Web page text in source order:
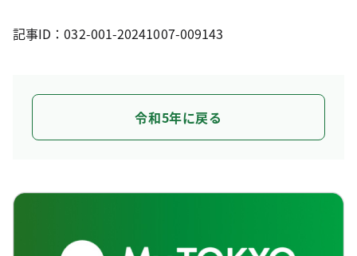
記事ID：032-001-20241007-009143
令和5年に戻る